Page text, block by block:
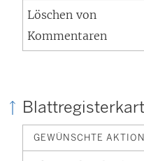
Löschen von
Kommentaren
GEWÜNSCHTE AKTION